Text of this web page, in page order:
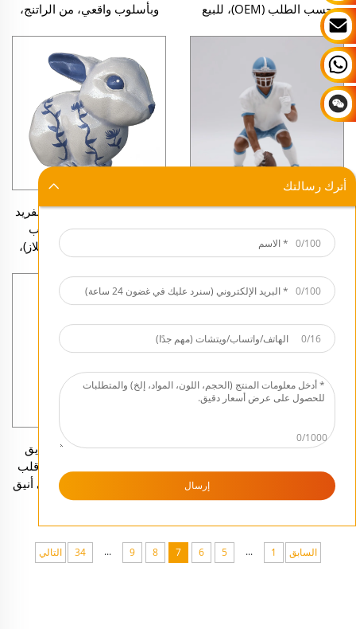
حسب الطلب (OEM)، للبيع
بالجملة، قابل للتخصيص،
وقطعة فنية راقية على شكل
حيوانات، مناسبة للديكور
الشخصي
وبأسلوب واقعي، من الراتنج،
تماثيل ثلاثية الأبعاد مخصصة من
الراتنج، متوفرة مباشرة من
المصنع، ديكور مكتبي للبيع
كرة القدم الأمريكية (NFL)
وتماثيل لاعبي الرغبي لتزيين
أرنب عيد الفصح الأنيق والفريد
بتصميم جديد مع تشطيب
زجاجي متشقق (كراكل غلاز)،
كوي غلاز لتزيين فصل الربيع
تمثال راتنجي فني عصري
يُظهر بومةً تشجّع، مناسب
للسوق الأوروبية والأمريكية،
تمثال خزفي عصري صديق
للبيئة يمثل زوجًا محبًّا مع قلب
أبيض ناعم، وهو تمثال فني أنيق
يُستخدم كهدية في عيد الحب،
السابق 1
...
5
6
7
8
9
...
34 التالي
أترك رسالتك
0/100
0/100
0/16
0/1000
إرسال